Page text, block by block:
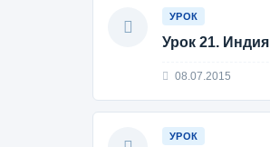
УРОК
Урок 21. Индия
08.07.2015
УРОК